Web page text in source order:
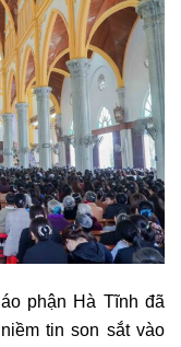
phận Hà Tĩnh đã
tin son sắt vào